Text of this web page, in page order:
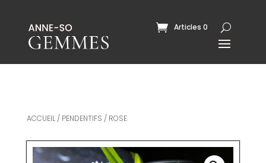
Articles 0
ACCUEIL/ PENDENTIFS / ROSE